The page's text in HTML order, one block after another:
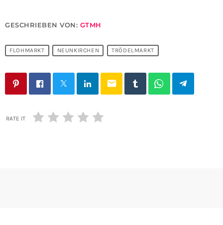
GESCHRIEBEN VON: GTMH
FLOHMARKT NEUNKIRCHEN TRÖDELMARKT
email
RATE IT